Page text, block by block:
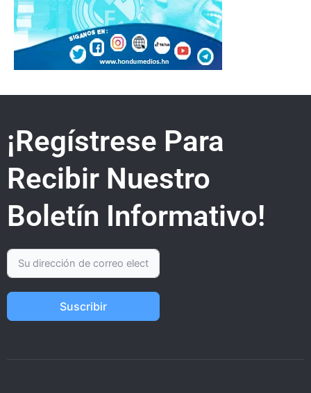
¡Regístrese Para
Recibir Nuestro
Boletín Informativo!
Suscribir